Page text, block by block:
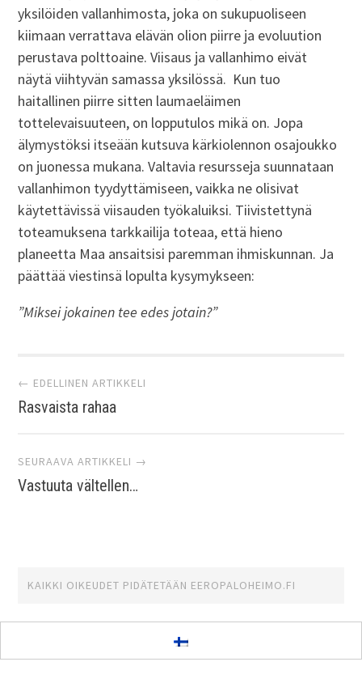
yksilöiden vallanhimosta, joka on sukupuoliseen
kiimaan verrattava elävän olion piirre ja evoluution
perustava polttoaine. Viisaus ja vallanhimo eivät
näytä viihtyvän samassa yksilössä. Kun tuo
haitallinen piirre sitten laumaeläimen
tottelevaisuuteen, on lopputulos mikä on. Jopa
älymystöksi itseään kutsuva kärkiolennon osajoukko
on juonessa mukana. Valtavia resursseja suunnataan
vallanhimon tyydyttämiseen, vaikka ne olisivat
käytettävissä viisauden työkaluiksi. Tiivistettynä
toteamuksena tarkkailija toteaa, että hieno
planeetta Maa ansaitsisi paremman ihmiskunnan. Ja
päättää viestinsä lopulta kysymykseen:
”Miksei jokainen tee edes jotain?”
Artikkelien
selaus
← EDELLINEN ARTIKKELI
Rasvaista rahaa
SEURAAVA ARTIKKELI →
Vastuuta vältellen…
KAIKKI OIKEUDET PIDÄTETÄÄN EEROPALOHEIMO.FI